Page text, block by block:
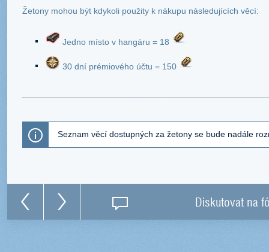
Žetony mohou být kdykoli použity k nákupu následujících věcí:
Jedno místo v hangáru = 18
30 dní prémiového účtu = 150
Seznam věcí dostupných za žetony se bude nadále
Diskutovat na